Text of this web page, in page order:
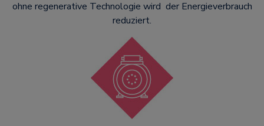
ohne regenerative Technologie wird der Energieverbrauch
reduziert.